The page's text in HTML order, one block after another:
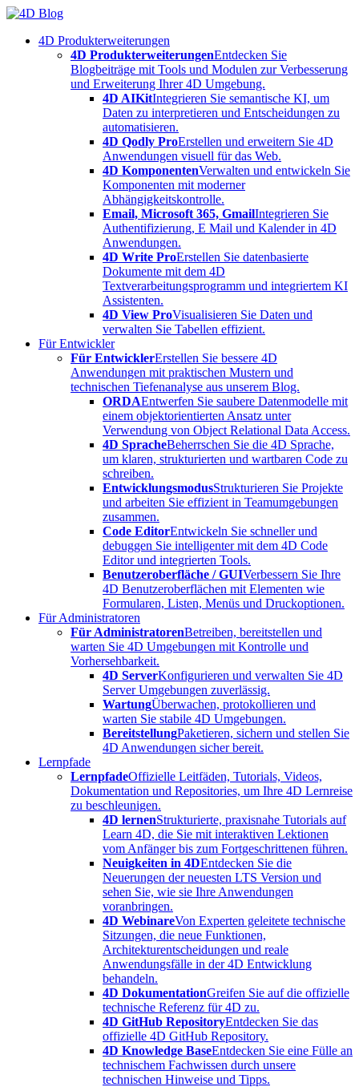
Skip
content4D Produkterweiterungen
4D ProdukterweiterungenEntdecken Sie
Blogbeiträge mit Tools und Modulen zur Verbesserung
und Erweiterung Ihrer 4D Umgebung.
4D AIKitIntegrieren Sie semantische KI, um
Daten zu interpretieren und Entscheidungen zu
automatisieren.
4D Qodly ProErstellen und erweitern Sie 4D
Anwendungen visuell für das Web.
4D KomponentenVerwalten und entwickeln Sie
Komponenten mit moderner
Abhängigkeitskontrolle.
Email, Microsoft 365, GmailIntegrieren Sie
Authentifizierung, E Mail und Kalender in 4D
Anwendungen.
4D Write ProErstellen Sie datenbasierte
Dokumente mit dem 4D
Textverarbeitungsprogramm und integriertem KI
Assistenten.
4D View ProVisualisieren Sie Daten und
verwalten Sie Tabellen effizient.
Für Entwickler
Für EntwicklerErstellen Sie bessere 4D
Anwendungen mit praktischen Mustern und
technischen Tiefenanalyse aus unserem Blog.
ORDAEntwerfen Sie saubere Datenmodelle mit
einem objektorientierten Ansatz unter
Verwendung von Object Relational Data Access.
4D SpracheBeherrschen Sie die 4D Sprache,
um klaren, strukturierten und wartbaren Code zu
schreiben.
EntwicklungsmodusStrukturieren Sie Projekte
und arbeiten Sie effizient in Teamumgebungen
zusammen.
Code EditorEntwickeln Sie schneller und
debuggen Sie intelligenter mit dem 4D Code
Editor und integrierten Tools.
Benutzeroberfläche / GUIVerbessern Sie Ihre
4D Benutzeroberflächen mit Elementen wie
Formularen, Listen, Menüs und Druckoptionen.
Für Administratoren
Für AdministratorenBetreiben, bereitstellen und
warten Sie 4D Umgebungen mit Kontrolle und
Vorhersehbarkeit.
4D ServerKonfigurieren und verwalten Sie 4D
Server Umgebungen zuverlässig.
WartungÜberwachen, protokollieren und
warten Sie stabile 4D Umgebungen.
BereitstellungPaketieren, sichern und stellen Sie
4D Anwendungen sicher bereit.
Lernpfade
LernpfadeOffizielle Leitfäden, Tutorials, Videos,
Dokumentation und Repositories, um Ihre 4D Lernreise
zu beschleunigen.
4D lernenStrukturierte, praxisnahe Tutorials auf
Learn 4D, die Sie mit interaktiven Lektionen
vom Anfänger bis zum Fortgeschrittenen führen.
Neuigkeiten in 4DEntdecken Sie die
Neuerungen der neuesten LTS Version und
sehen Sie, wie sie Ihre Anwendungen
voranbringen.
4D WebinareVon Experten geleitete technische
Sitzungen, die neue Funktionen,
Architekturentscheidungen und reale
Anwendungsfälle in der 4D Entwicklung
behandeln.
4D DokumentationGreifen Sie auf die offizielle
technische Referenz für 4D zu.
4D GitHub RepositoryEntdecken Sie das
offizielle 4D GitHub Repository.
4D Knowledge BaseEntdecken Sie eine Fülle an
technischem Fachwissen durch unsere
technischen Hinweise und Tipps.